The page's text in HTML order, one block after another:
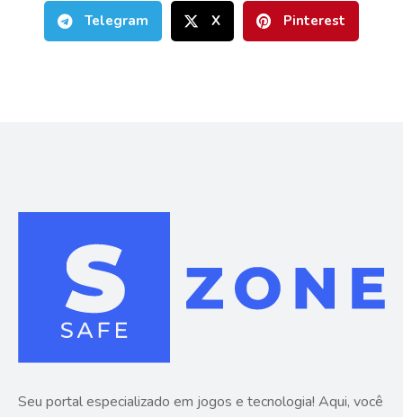
Telegram X Pinterest
Seu portal especializado em jogos e tecnologia! Aqui, você